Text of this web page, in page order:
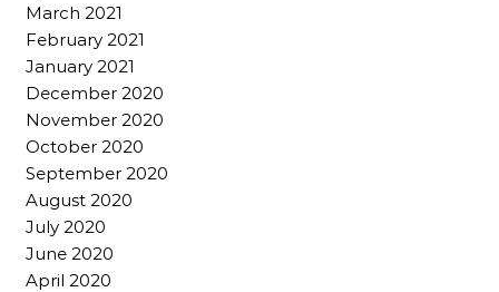
March 2021
February 2021
January 2021
December 2020
November 2020
October 2020
September 2020
August 2020
July 2020
June 2020
April 2020